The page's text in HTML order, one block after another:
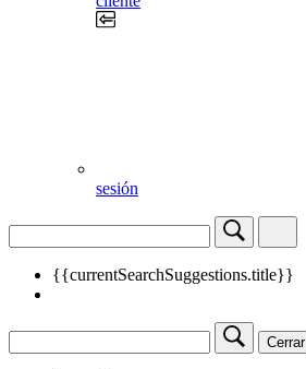
sesión
{{currentSearchSuggestions.title}}
Cerrar